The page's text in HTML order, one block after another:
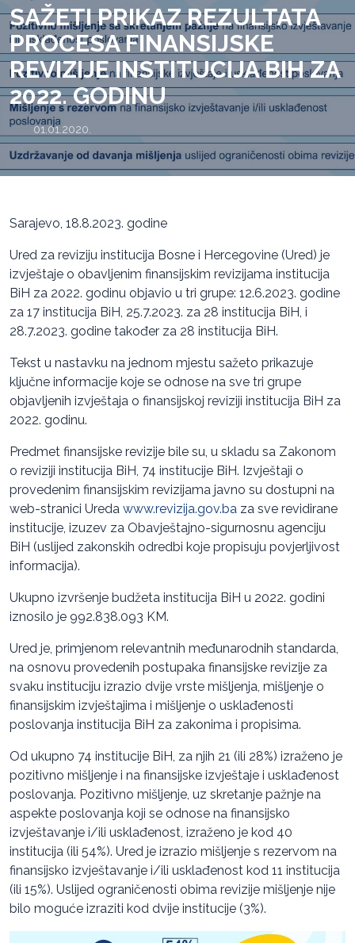
SAŽETI PRIKAZ REZULTATA
PROCESA FINANSIJSKE
REVIZIJE INSTITUCIJA BIH ZA
2022. GODINU
01.01.2020.
Sarajevo, 18.8.2023. godine
Ured za reviziju institucija Bosne i Hercegovine (Ured) je
izvještaje o obavljenim finansijskim revizijama institucija
BiH za 2022. godinu objavio u tri grupe: 12.6.2023. godine
za 17 institucija BiH, 25.7.2023. za 28 institucija BiH, i
28.7.2023. godine također za 28 institucija BiH.
Tekst u nastavku na jednom mjestu sažeto prikazuje
ključne informacije koje se odnose na sve tri grupe
objavljenih izvještaja o finansijskoj reviziji institucija BiH za
2022. godinu.
Predmet finansijske revizije bile su, u skladu sa Zakonom
o reviziji institucija BiH, 74 institucije BiH. Izvještaji o
provedenim finansijskim revizijama javno su dostupni na
web-stranici Ureda www.revizija.gov.ba za sve revidirane
institucije, izuzev za Obavještajno-sigurnosnu agenciju
BiH (uslijed zakonskih odredbi koje propisuju povjerljivost
informacija).
Ukupno izvršenje budžeta institucija BiH u 2022. godini
iznosilo je 992.838.093 KM.
Ured je, primjenom relevantnih međunarodnih standarda,
na osnovu provedenih postupaka finansijske revizije za
svaku instituciju izrazio dvije vrste mišljenja, mišljenje o
finansijskim izvještajima i mišljenje o usklađenosti
poslovanja institucija BiH za zakonima i propisima.
Od ukupno 74 institucije BiH, za njih 21 (ili 28%) izraženo je
pozitivno mišljenje i na finansijske izvještaje i usklađenost
poslovanja. Pozitivno mišljenje, uz skretanje pažnje na
aspekte poslovanja koji se odnose na finansijsko
izvještavanje i/ili usklađenost, izraženo je kod 40
institucija (ili 54%). Ured je izrazio mišljenje s rezervom na
finansijsko izvještavanje i/ili usklađenost kod 11 institucija
(ili 15%). Uslijed ograničenosti obima revizije mišljenje nije
bilo moguće izraziti kod dvije institucije (3%).